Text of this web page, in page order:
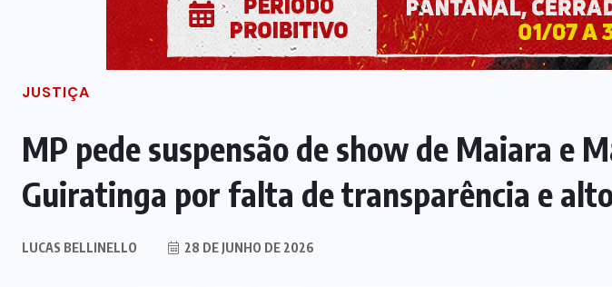
JUSTIÇA
MP pede suspensão de show de Maiara e
Guiratinga por falta de transparência e
LUCAS BELLINELLO 28 DE JUNHO DE 2026